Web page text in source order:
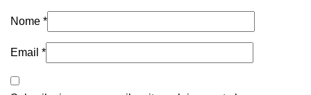
Nome *
Email *